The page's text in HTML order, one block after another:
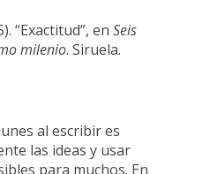
“Exactitud”, en Seis
milenio. Siruela.
al escribir es
las ideas y usar
para muchos. En